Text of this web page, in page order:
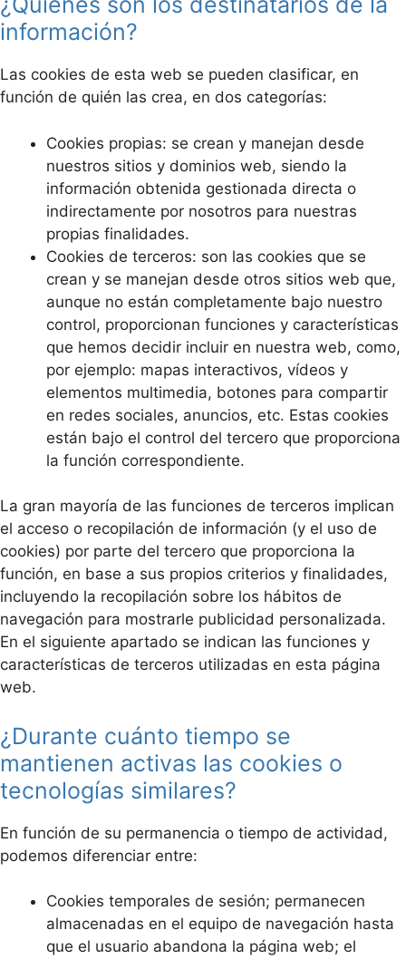
información?
Las cookies de esta web se pueden clasificar, en
función de quién las crea, en dos categorías:
Cookies propias: se crean y manejan desde
nuestros sitios y dominios web, siendo la
información obtenida gestionada directa o
indirectamente por nosotros para nuestras
propias finalidades.
Cookies de terceros: son las cookies que se
crean y se manejan desde otros sitios web que,
aunque no están completamente bajo nuestro
control, proporcionan funciones y características
que hemos decidir incluir en nuestra web, como,
por ejemplo: mapas interactivos, vídeos y
elementos multimedia, botones para compartir
en redes sociales, anuncios, etc. Estas cookies
están bajo el control del tercero que proporciona
la función correspondiente.
La gran mayoría de las funciones de terceros implican
el acceso o recopilación de información (y el uso de
cookies) por parte del tercero que proporciona la
función, en base a sus propios criterios y finalidades,
incluyendo la recopilación sobre los hábitos de
navegación para mostrarle publicidad personalizada.
En el siguiente apartado se indican las funciones y
características de terceros utilizadas en esta página
web.
¿Durante cuánto tiempo se
mantienen activas las cookies o
tecnologías similares?
En función de su permanencia o tiempo de actividad,
podemos diferenciar entre:
Cookies temporales de sesión; permanecen
almacenadas en el equipo de navegación hasta
que el usuario abandona la página web; el